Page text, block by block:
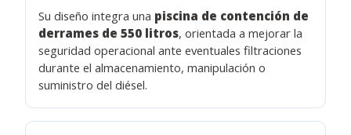
Su diseño integra una piscina de contención de
derrames de 550 litros, orientada a mejorar la
seguridad operacional ante eventuales filtraciones
durante el almacenamiento, manipulación o
suministro del diésel.